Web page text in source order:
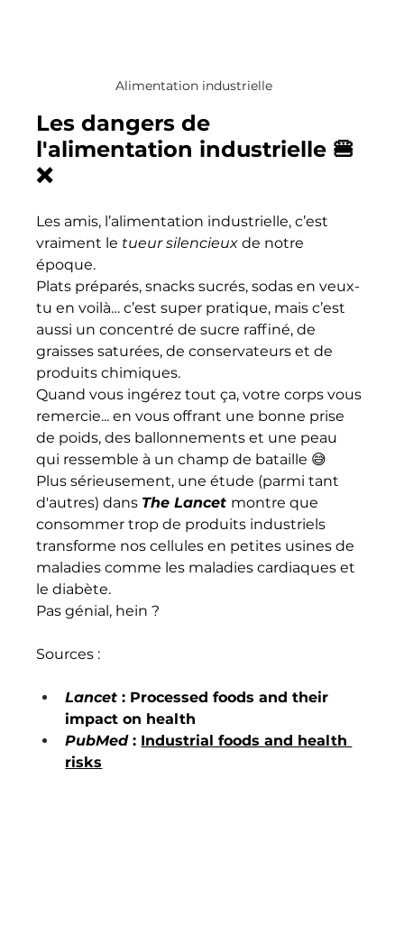
Alimentation industrielle
Les dangers de
l'alimentation industrielle 🍔
❌
Les amis, l’alimentation industrielle, c’est
vraiment le tueur silencieux de notre
époque.
Plats préparés, snacks sucrés, sodas en veux-
tu en voilà… c’est super pratique, mais c’est
aussi un concentré de sucre raffiné, de
graisses saturées, de conservateurs et de
produits chimiques.
Quand vous ingérez tout ça, votre corps vous
remercie... en vous offrant une bonne prise
de poids, des ballonnements et une peau
qui ressemble à un champ de bataille 😅
Plus sérieusement, une étude (parmi tant
d'autres) dans The Lancet montre que
consommer trop de produits industriels
transforme nos cellules en petites usines de
maladies comme les maladies cardiaques et
le diabète.
Pas génial, hein ?
Sources :
Lancet : Processed foods and their
impact on health
PubMed : Industrial foods and health
risks